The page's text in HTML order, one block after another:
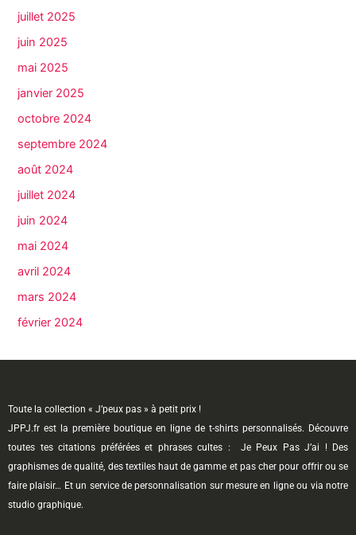
juillet 2025
juin 2025
mai 2025
janvier 2025
octobre 2024
septembre 2024
août 2024
juillet 2024
juin 2024
mai 2024
avril 2024
mars 2024
février 2024
Toute la collection « J’peux pas » à petit prix !
JPPJ.fr est la première boutique en ligne de t-shirts personnalisés. Découvre
toutes tes citations préférées et phrases cultes : Je Peux Pas J’ai ! Des
graphismes de qualité, des textiles haut de gamme et pas cher pour offrir ou se
faire plaisir… Et un service de personnalisation sur mesure en ligne ou via notre
studio graphique.